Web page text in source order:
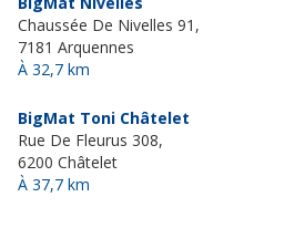
Chaussée De Nivelles 91,
7181 Arquennes
À 32,7 km
BigMat Toni Châtelet
Rue De Fleurus 308,
6200 Châtelet
À 37,7 km